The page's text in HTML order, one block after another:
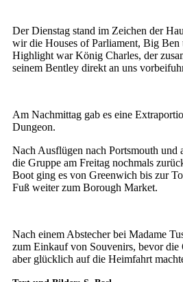
Der Dienstag stand im Zeichen der
wir die Houses of Parliament, Big Ben
Highlight war König Charles, der
seinem Bentley direkt an uns
Am Nachmittag gab es eine
Dungeon.
Nach Ausflügen nach Portsmouth und
die Gruppe am Freitag nochmals
Boot ging es von Greenwich bis zur
Fuß weiter zum Borough Market.
Nach einem Abstecher bei Madame
zum Einkauf von Souvenirs, bevor die
aber glücklich auf die Heimfahrt